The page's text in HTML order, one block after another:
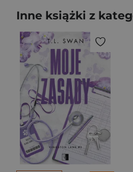
Inne książki z